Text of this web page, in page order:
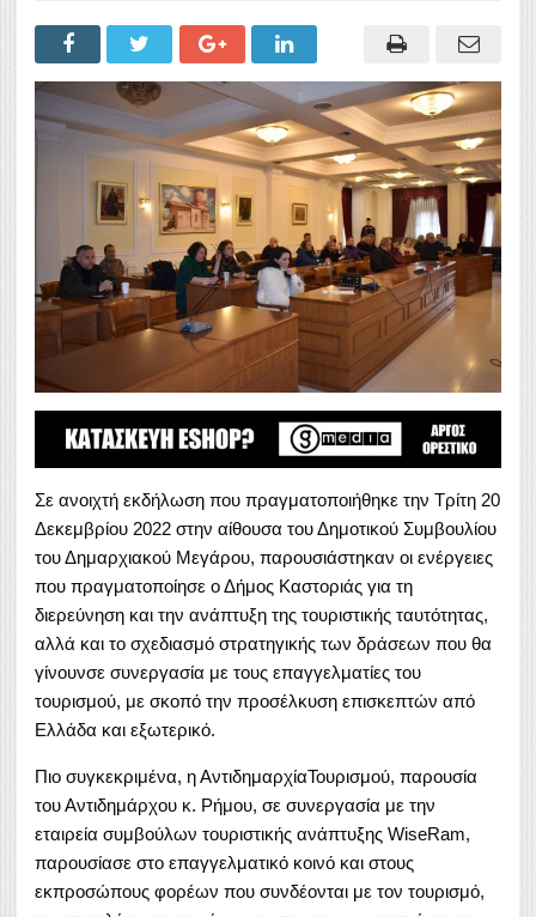
Σε ανοιχτή εκδήλωση που πραγματοποιήθηκε την Τρίτη 20
Δεκεμβρίου 2022 στην αίθουσα του Δημοτικού Συμβουλίου
του Δημαρχιακού Μεγάρου, παρουσιάστηκαν οι ενέργειες
που πραγματοποίησε ο Δήμος Καστοριάς για τη
διερεύνηση και την ανάπτυξη της τουριστικής ταυτότητας,
αλλά και το σχεδιασμό στρατηγικής των δράσεων που θα
γίνουνσε συνεργασία με τους επαγγελματίες του
τουρισμού, με σκοπό την προσέλκυση επισκεπτών από
Ελλάδα και εξωτερικό.
Πιο συγκεκριμένα, η ΑντιδημαρχίαΤουρισμού, παρουσία
του Αντιδημάρχου κ. Ρήμου, σε συνεργασία με την
εταιρεία συμβούλων τουριστικής ανάπτυξης WiseRam,
παρουσίασε στο επαγγελματικό κοινό και στους
εκπροσώπους φορέων που συνδέονται με τον τουρισμό,